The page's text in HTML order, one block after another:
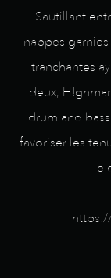
Sautillant
nappes
tranchantes
deux,
drum and
favoriser les
le